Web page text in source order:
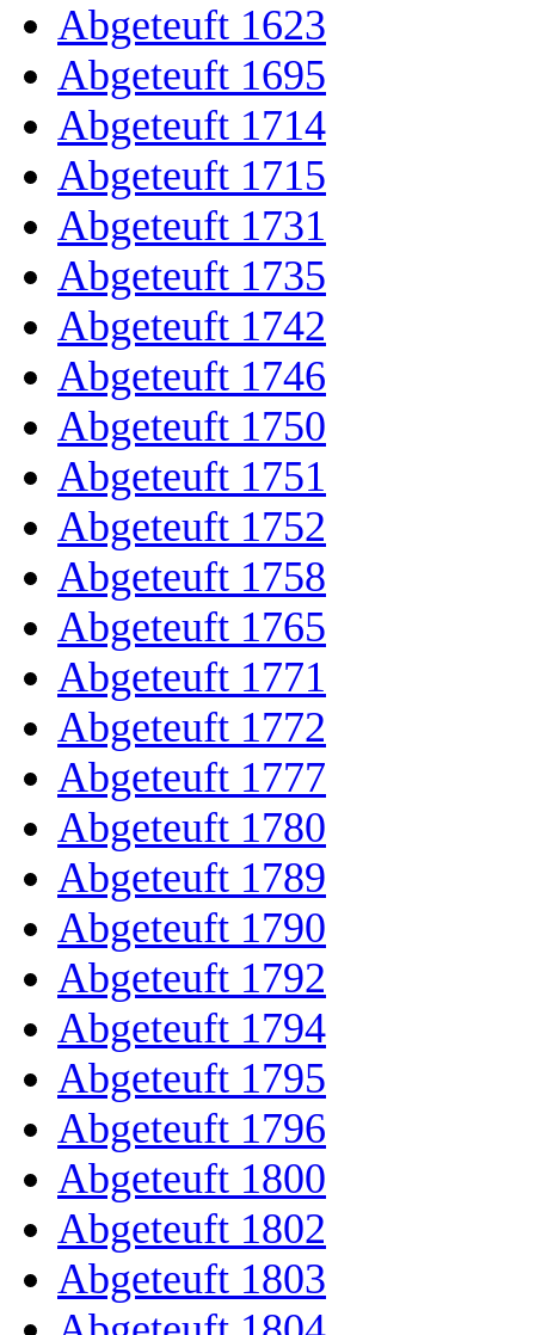
Abgeteuft 1623
Abgeteuft 1695
Abgeteuft 1714
Abgeteuft 1715
Abgeteuft 1731
Abgeteuft 1735
Abgeteuft 1742
Abgeteuft 1746
Abgeteuft 1750
Abgeteuft 1751
Abgeteuft 1752
Abgeteuft 1758
Abgeteuft 1765
Abgeteuft 1771
Abgeteuft 1772
Abgeteuft 1777
Abgeteuft 1780
Abgeteuft 1789
Abgeteuft 1790
Abgeteuft 1792
Abgeteuft 1794
Abgeteuft 1795
Abgeteuft 1796
Abgeteuft 1800
Abgeteuft 1802
Abgeteuft 1803